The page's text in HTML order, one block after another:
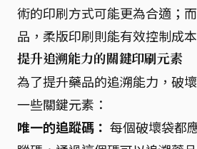
術的印刷方式可能更為合適；
品，柔版印刷則能有效控制成本
提升追溯能力的關鍵印刷元素
為了提升藥品的追溯能力，破
一些關鍵元素：
唯一的追蹤碼： 每個破壞袋都